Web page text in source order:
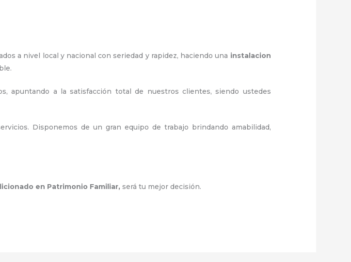
a nivel local y nacional con seriedad y rapidez, haciendo una instalacion
.
apuntando a la satisfacción total de nuestros clientes, siendo ustedes
Disponemos de un gran equipo de trabajo brindando amabilidad,
en Patrimonio Familiar,será tu mejor decisión.